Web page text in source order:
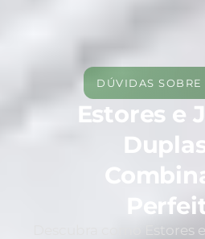
DÚVIDAS SOBRE
Estores e
Descubra como Estores